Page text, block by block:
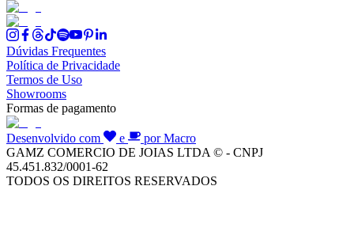
Dúvidas Frequentes
Política de Privacidade
Termos de Uso
Showrooms
Formas de pagamento
Desenvolvido com e
por Macro
GAMZ COMERCIO DE JOIAS LTDA © - CNPJ
45.451.832/0001-62
TODOS OS DIREITOS RESERVADOS